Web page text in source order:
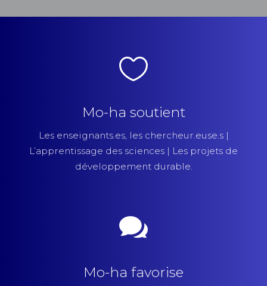
Mo-ha soutient
Les enseignants.es, les chercheur.euse.s |
L’apprentissage des sciences | Les projets de
développement durable.
Mo-ha favorise